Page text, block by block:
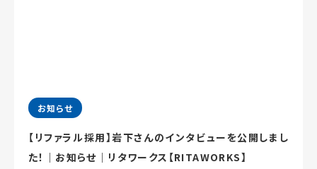
お知らせ
【リファラル採用】岩下さんのインタビューを公開しまし
た！｜お知らせ｜リタワークス【RITAWORKS】